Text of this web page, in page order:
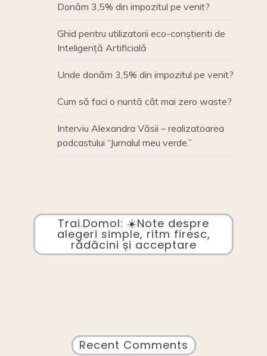
Donăm 3,5% din impozitul pe venit?
Ghid pentru utilizatorii eco-conștienti de
Inteligență Artificială
Unde donăm 3,5% din impozitul pe venit?
Cum să faci o nuntă cât mai zero waste?
Interviu Alexandra Văsii – realizatoarea
podcastului “Jurnalul meu verde.”
Trai.Domol: ☀️Note despre
alegeri simple, ritm firesc,
rădăcini și acceptare
Recent Comments